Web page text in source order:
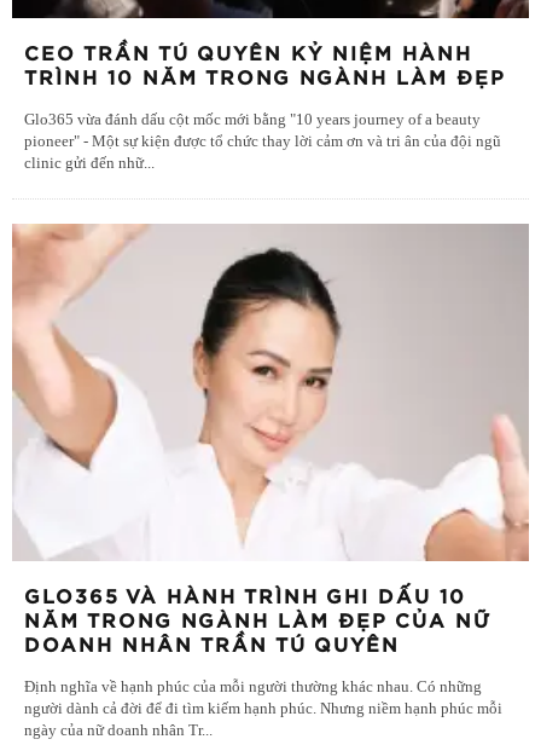
CEO TRẦN TÚ QUYÊN KỶ NIỆM HÀNH
TRÌNH 10 NĂM TRONG NGÀNH LÀM ĐẸP
Glo365 vừa đánh dấu cột mốc mới bằng "10 years journey of a beauty
pioneer" - Một sự kiện được tổ chức thay lời cảm ơn và tri ân của đội ngũ
clinic gửi đến nhữ...
GLO365 VÀ HÀNH TRÌNH GHI DẤU 10
NĂM TRONG NGÀNH LÀM ĐẸP CỦA NỮ
DOANH NHÂN TRẦN TÚ QUYÊN
Định nghĩa về hạnh phúc của mỗi người thường khác nhau. Có những
người dành cả đời để đi tìm kiếm hạnh phúc. Nhưng niềm hạnh phúc mỗi
ngày của nữ doanh nhân Tr...